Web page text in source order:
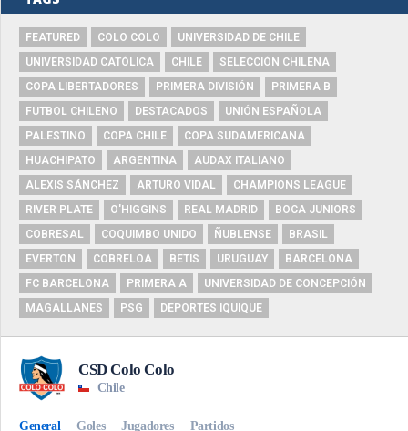
FEATURED COLO COLO
UNIVERSIDAD DE CHILE
UNIVERSIDAD CATÓLICA
CHILE
SELECCIÓN CHILENA
COPA LIBERTADORES
PRIMERA DIVISIÓN
PRIMERA B
FUTBOL CHILENO
DESTACADOS
UNIÓN ESPAÑOLA
PALESTINO
COPA CHILE
COPA SUDAMERICANA
HUACHIPATO
ARGENTINA
AUDAX ITALIANO
ALEXIS SÁNCHEZ
ARTURO VIDAL
CHAMPIONS LEAGUE
RIVER PLATE
O'HIGGINS REAL MADRID
BOCA JUNIORS
COBRESAL
COQUIMBO UNIDO ÑUBLENSE
BRASIL
EVERTON
COBRELOA BETIS URUGUAY
BARCELONA
FC BARCELONA
PRIMERA A
UNIVERSIDAD DE CONCEPCIÓN
MAGALLANES
PSG DEPORTES IQUIQUE